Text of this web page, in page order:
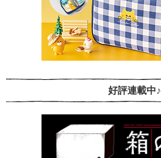
好評連載中♪